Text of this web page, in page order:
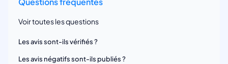
Voir toutes les questions
Les avis sont-ils vérifiés ?
Les avis négatifs sont-ils publiés ?